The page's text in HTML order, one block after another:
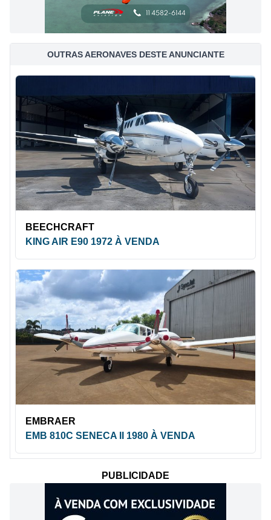
OUTRAS AERONAVES DESTE ANUNCIANTE
BEECHCRAFT
KING AIR E90 1972 À VENDA
EMBRAER
EMB 810C SENECA II 1980 À VENDA
PUBLICIDADE